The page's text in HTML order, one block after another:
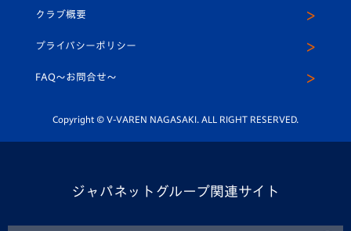
平和祈念活動
ホームタウン活動
スクール
ヴィヴィくんインスタグラム
公式LINE＠
クラブ概要
プライバシーポリシー
FAQ〜お問合せ〜
Copyright © V-VAREN NAGASAKI. ALL RIGHT RESERVED.
ジャパネットグループ関連サイト